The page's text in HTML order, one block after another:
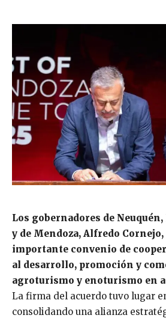
Los gobernadores de
y de Mendoza, Alfredo
importante convenio de
al desarrollo, promoción y
agroturismo y enoturismo en
La firma del acuerdo tuvo lugar
consolidando una alianza